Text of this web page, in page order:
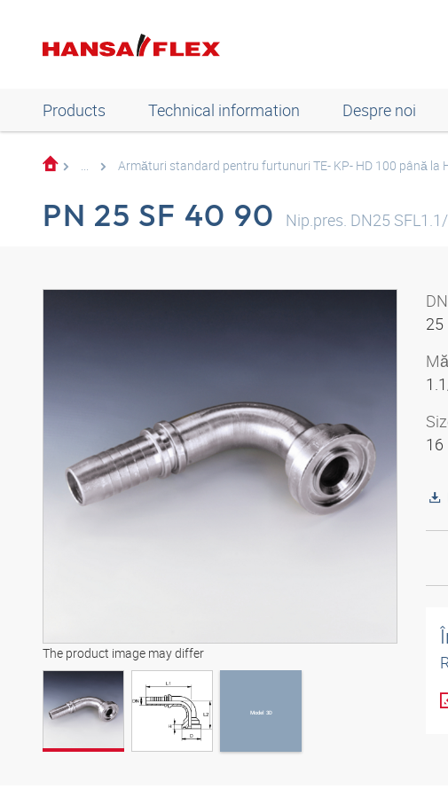
Products Technical information Despre noi
... Armături standard pentru furtunuri TE- KP- HD 100 până la
PN 25 SF 40 90 Nip.pres. DN25
The product image may differ
Model 3D
DN
25
16